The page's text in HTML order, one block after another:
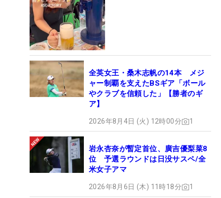
全英女王・桑木志帆の14本 メジ
ャー制覇を支えたBSギア「ボール
やクラブを信頼した」【勝者のギ
ア】
2026年8月4日 (火) 12時00分 1
岩永杏奈が暫定首位、廣吉優梨菜8
位 予選ラウンドは日没サスペ/全
米女子アマ
2026年8月6日 (木) 11時18分 1